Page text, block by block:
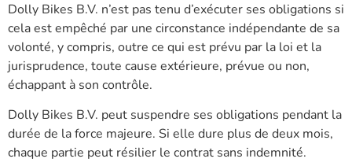
Dolly Bikes B.V. n’est pas tenu d’exécuter ses obligations si
cela est empêché par une circonstance indépendante de sa
volonté, y compris, outre ce qui est prévu par la loi et la
jurisprudence, toute cause extérieure, prévue ou non,
échappant à son contrôle.
Dolly Bikes B.V. peut suspendre ses obligations pendant la
durée de la force majeure. Si elle dure plus de deux mois,
chaque partie peut résilier le contrat sans indemnité.